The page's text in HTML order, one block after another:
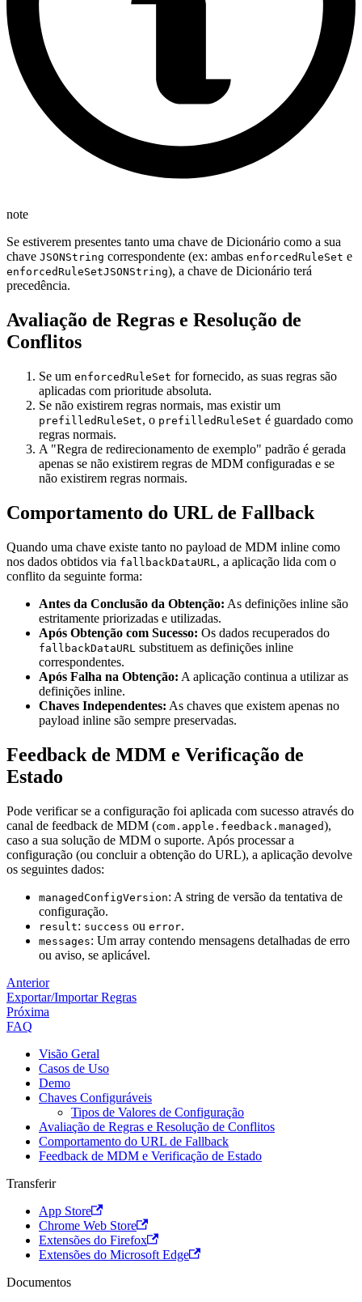
note
Se estiverem presentes tanto uma chave de Dicionário como a sua
chave JSONString correspondente (ex: ambas enforcedRuleSet e
enforcedRuleSetJSONString), a chave de Dicionário terá
precedência.
Avaliação de Regras e Resolução de
Conflitos
Se um enforcedRuleSet for fornecido, as suas regras são
aplicadas com prioritude absoluta.
Se não existirem regras normais, mas existir um
prefilledRuleSet, o prefilledRuleSet é guardado como
regras normais.
A "Regra de redirecionamento de exemplo" padrão é gerada
apenas se não existirem regras de MDM configuradas e se
não existirem regras normais.
Comportamento do URL de Fallback
Quando uma chave existe tanto no payload de MDM inline como
nos dados obtidos via fallbackDataURL, a aplicação lida com o
conflito da seguinte forma:
Antes da Conclusão da Obtenção: As definições inline são
estritamente priorizadas e utilizadas.
Após Obtenção com Sucesso: Os dados recuperados do
fallbackDataURL substituem as definições inline
correspondentes.
Após Falha na Obtenção: A aplicação continua a utilizar as
definições inline.
Chaves Independentes: As chaves que existem apenas no
payload inline são sempre preservadas.
Feedback de MDM e Verificação de
Estado
Pode verificar se a configuração foi aplicada com sucesso através do
canal de feedback de MDM (com.apple.feedback.managed),
caso a sua solução de MDM o suporte. Após processar a
configuração (ou concluir a obtenção do URL), a aplicação devolve
os seguintes dados:
managedConfigVersion: A string de versão da tentativa de
configuração.
result: success ou error.
messages: Um array contendo mensagens detalhadas de erro
ou aviso, se aplicável.
Anterior
Exportar/Importar Regras
Próxima
FAQ
Visão Geral
Casos de Uso
Demo
Chaves Configuráveis
Tipos de Valores de Configuração
Avaliação de Regras e Resolução de Conflitos
Comportamento do URL de Fallback
Feedback de MDM e Verificação de Estado
Transferir
App Store
Chrome Web Store
Extensões do Firefox
Extensões do Microsoft Edge
Documentos